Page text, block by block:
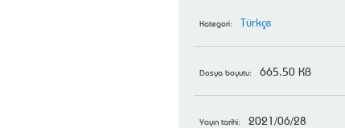
Kategori: Türkçe
Dosya boyutu: 665.50 KB
Yayın tarihi: 2021/06/28